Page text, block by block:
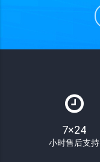
7×24
小时售后支持